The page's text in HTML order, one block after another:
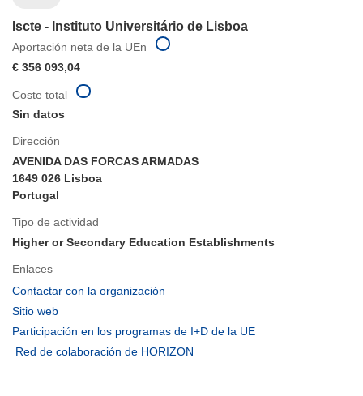
Iscte - Instituto Universitário de Lisboa
Aportación neta de la UEn
€ 356 093,04
Dirección
AVENIDA DAS FORCAS ARMADAS
1649 026 Lisboa
Portugal
Tipo de actividad
Higher or Secondary Education Establishments
Enlaces
Contactar con la organización
en
nueva
Sitio web
abrirá
en
Participación en los programas de I+D de la UE
Red de colaboración de HORIZON
Coste total
Sin datos